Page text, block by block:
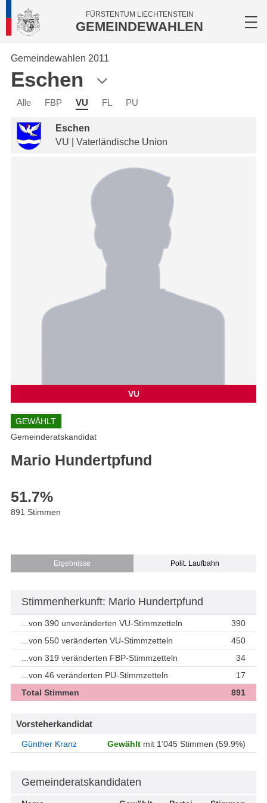
FÜRSTENTUM LIECHTENSTEIN
GEMEINDEWAHLEN
Gemeindewahlen 2011
Eschen
Alle FBP VU FL PU
Eschen
VU | Vaterländische Union
VU
GEWÄHLT
Gemeinderatskandidat
Mario Hundertpfund
51.7%
891 Stimmen
Ergebnisse Polit. Laufbahn
Stimmenherkunft: Mario Hundertpfund
...von 390 unveränderten VU-Stimmzetteln
390
...von 550 veränderten VU-Stimmzetteln
450
...von 319 veränderten FBP-Stimmzetteln
34
...von 46 veränderten PU-Stimmzetteln
17
Total Stimmen
891
Vorsteherkandidat
Günther Kranz Gewählt mit 1’045 Stimmen (59.9%)
Gemeinderatskandidaten